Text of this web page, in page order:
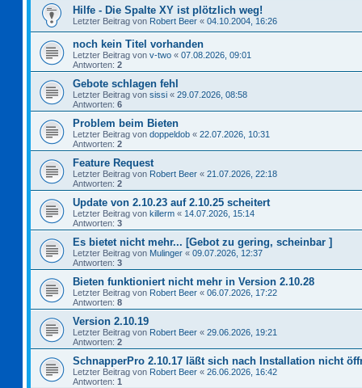
Hilfe - Die Spalte XY ist plötzlich weg!
Letzter Beitrag von Robert Beer « 04.10.2004, 16:26
noch kein Titel vorhanden
Letzter Beitrag von v-two « 07.08.2026, 09:01
Antworten: 2
Gebote schlagen fehl
Letzter Beitrag von sissi « 29.07.2026, 08:58
Antworten: 6
Problem beim Bieten
Letzter Beitrag von doppeldob « 22.07.2026, 10:31
Antworten: 2
Feature Request
Letzter Beitrag von Robert Beer « 21.07.2026, 22:18
Antworten: 2
Update von 2.10.23 auf 2.10.25 scheitert
Letzter Beitrag von killerm « 14.07.2026, 15:14
Antworten: 3
Es bietet nicht mehr... [Gebot zu gering, scheinbar ]
Letzter Beitrag von Mulinger « 09.07.2026, 12:37
Antworten: 3
Bieten funktioniert nicht mehr in Version 2.10.28
Letzter Beitrag von Robert Beer « 06.07.2026, 17:22
Antworten: 8
Version 2.10.19
Letzter Beitrag von Robert Beer « 29.06.2026, 19:21
Antworten: 2
SchnapperPro 2.10.17 läßt sich nach Installation nicht
Letzter Beitrag von Robert Beer « 26.06.2026, 16:42
Antworten: 1